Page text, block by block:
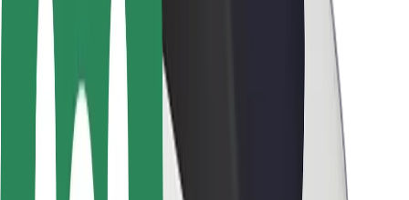
Utasbiztonság
Sofőr biztonság
E-roller biztonság
Biztonsági részleg
Városok
Lokációk